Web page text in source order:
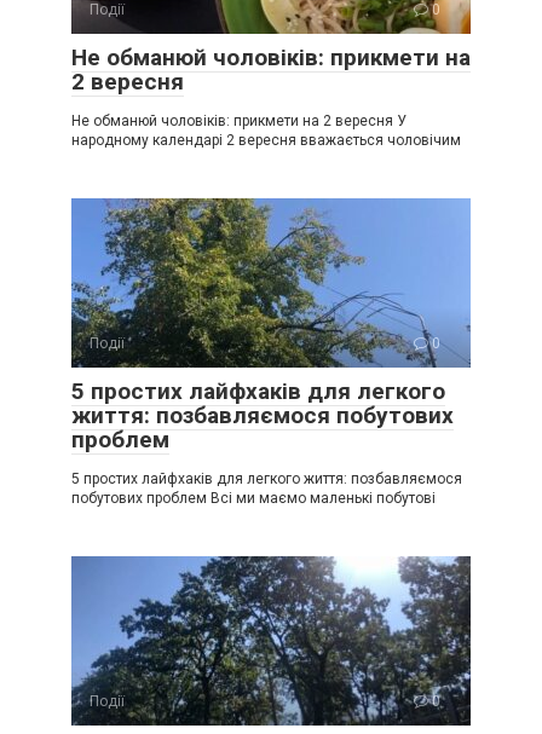
Події 0
Не обманюй чоловіків: прикмети на
2 вересня
Не обманюй чоловіків: прикмети на 2 вересня У
народному календарі 2 вересня вважається чоловічим
Події 0
5 простих лайфхаків для легкого
життя: позбавляємося побутових
проблем
5 простих лайфхаків для легкого життя: позбавляємося
побутових проблем Всі ми маємо маленькі побутові
Події 0